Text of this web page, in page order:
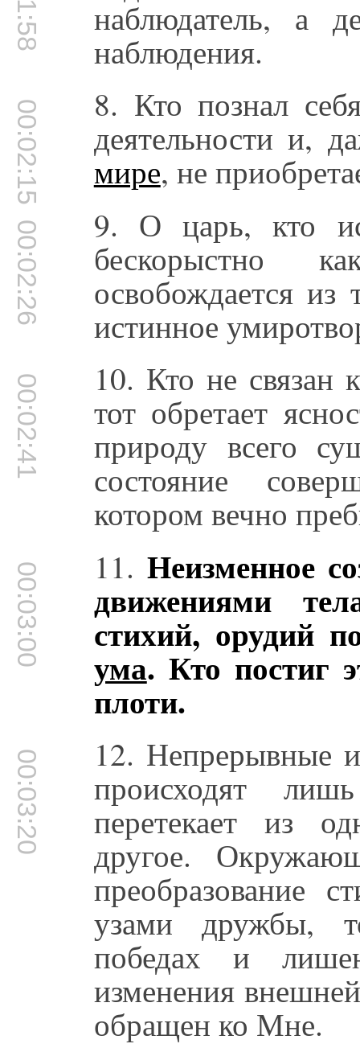
наблюдатель, а
наблюдения.
00:02:15 8. Кто познал
деятельности и,
мире, не
00:02:26 9. О царь, кто
бескорыстно
освобождается
истинное
00:02:41 10. Кто не связан
тот обретает
природу всего
состояние
котором вечно
00:03:00 11. Неизменное
движениями
стихий, орудий
ума. Кто постиг
плоти.
00:03:20 12. Непрерывные
происходят
перетекает из
другое.
преобразование
узами дружбы,
победах и
изменения
обращен ко Мне.